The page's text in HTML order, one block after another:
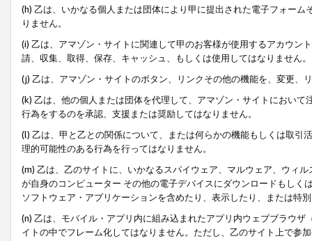
(h) 乙は、いかなる個人または団体により甲に提出された電子フォー
りません。
(i) 乙は、アマゾン・サイトに関連して甲のお客様が使用するアカウン
請、収集、取得、保存、キャッシュ、もしくは使用してはなりません。
(j) 乙は、アマゾン・サイトのボタン、リンクその他の機能を、変更、
(k) 乙は、他の個人または団体を代理して、アマゾン・サイトにおい
行為をするのを承認、支援または奨励してはなりません。
(l) 乙は、甲と乙との関係について、または何らかの機能もしくは取
理的可能性のある行為を行ってはなりません。
(m) 乙は、乙のサイトに、いかなるスパイウェア、マルウェア、ウィ
が自身のコンピューター その他の電子デバイスにダウンロードもし
ソフトウェア・アプリケーションを含めたり、表示したり、または特
(n) 乙は、モバイル・アプリ内に組み込まれたアプリ内ウェブブラウ
イトの中でフレーム化してはなりません。ただし、乙のサイト上で参